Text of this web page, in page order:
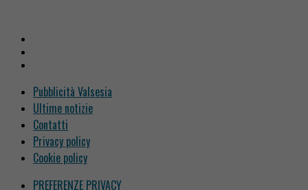
Pubblicità Valsesia
Ultime notizie
Contatti
Privacy policy
Cookie policy
PREFERENZE PRIVACY